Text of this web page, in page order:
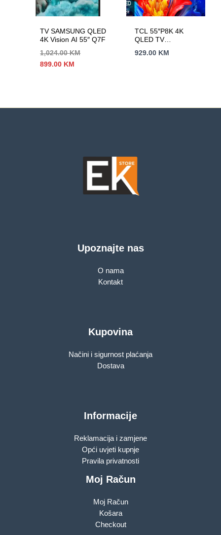
TV SAMSUNG QLED
4K Vision AI 55″ Q7F
1,024.00KM
Izvorna
899.00 KM
TCL 55″P8K 4K
QLED TV
Motion Clarity
929.00 KM
Upoznajte nas
O nama
Kontakt
Kupovina
Načini i sigurnost plaćanja
Dostava
Informacije
Reklamacija i zamjene
Opći uvjeti kupnje
Pravila privatnosti
Moj Račun
Moj Račun
Košara
Checkout